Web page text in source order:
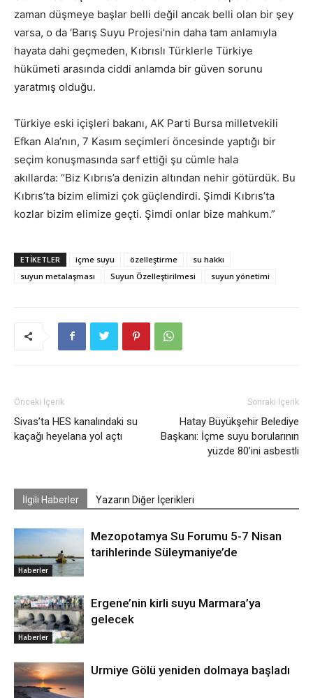
zaman düşmeye başlar belli değil ancak belli olan bir şey
varsa, o da ‘Barış Suyu Projesi’nin daha tam anlamıyla
hayata dahi geçmeden, Kıbrıslı Türklerle Türkiye
hükümeti arasında ciddi anlamda bir güven sorunu
yaratmış olduğu.
Türkiye eski içişleri bakanı, AK Parti Bursa milletvekili
Efkan Ala’nın, 7 Kasım seçimleri öncesinde yaptığı bir
seçim konuşmasında sarf ettiği şu cümle hala
akıllarda: “Biz Kıbrıs’a denizin altından nehir götürdük. Bu
Kıbrıs’ta bizim elimizi çok güçlendirdi. Şimdi Kıbrıs’ta
kozlar bizim elimize geçti. Şimdi onlar bize mahkum.”
ETIKETLER içme suyu özelleştirme
su hakkı
suyun metalaşması
Suyun Özelleştirilmesi suyun yönetimi
Önceki İçerik
Sivas’ta HES kanalındaki su
kaçağı heyelana yol açtı
Sonraki İçerik
Hatay Büyükşehir Belediye
Başkanı: İçme suyu borularının
yüzde 80’ini asbestli
İlgili Haberler Yazarın Diğer İçerikleri
Haberler
Mezopotamya Su Forumu 5-7 Nisan
tarihlerinde Süleymaniye’de
Haberler
Ergene’nin kirli suyu Marmara’ya
gelecek
Urmiye Gölü yeniden dolmaya başladı